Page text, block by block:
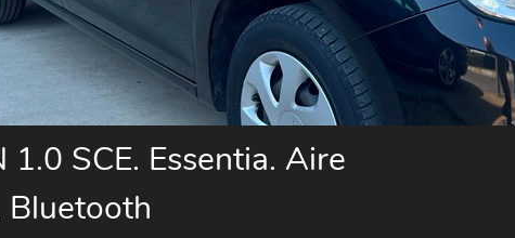
SCE. Essentia. Aire
Bluetooth